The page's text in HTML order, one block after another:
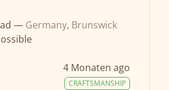
— Germany, Brunswick
4 Monaten ago
CRAFTSMANSHIP